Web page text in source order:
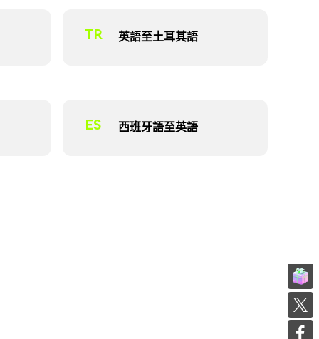
TR 英語至土耳其語
ES 西班牙語至英語
邀請朋
在
在